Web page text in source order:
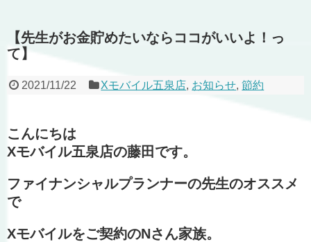
【先生がお金貯めたいならココがいいよ！っ
て】
2021/11/22 Xモバイル五泉店, お知らせ,節約
こんにちは
Xモバイル五泉店の藤田です。
ファイナンシャルプランナーの先生のオススメ
で
Xモバイルをご契約のNさん家族。